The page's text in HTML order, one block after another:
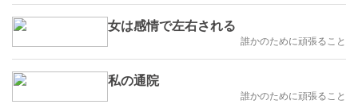
女は感情で左右される
誰かのために頑張ること
私の通院
誰かのために頑張ること